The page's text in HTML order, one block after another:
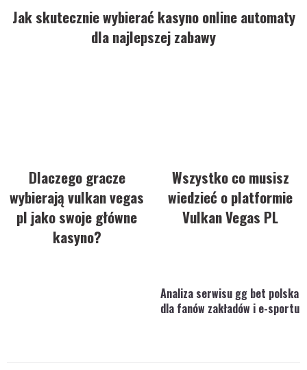
Jak skutecznie wybierać kasyno online automaty
dla najlepszej zabawy
Dlaczego gracze
wybierają vulkan vegas
pl jako swoje główne
kasyno?
Wszystko co musisz
wiedzieć o platformie
Vulkan Vegas PL
Analiza serwisu gg bet polska
dla fanów zakładów i e-sportu